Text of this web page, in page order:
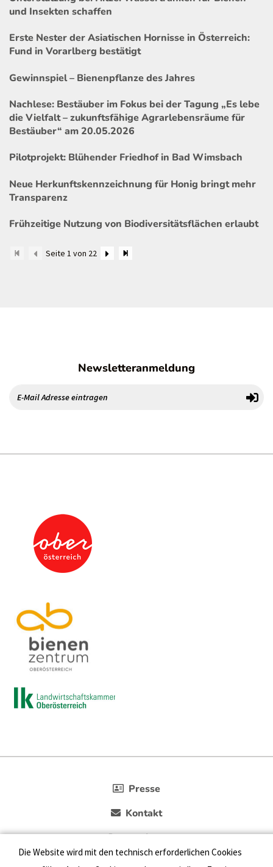
und Insekten schaffen
Erste Nester der Asiatischen Hornisse in Österreich:
Fund in Vorarlberg bestätigt
Gewinnspiel – Bienenpflanze des Jahres
Nachlese: Bestäuber im Fokus bei der Tagung „Es lebe
die Vielfalt – zukunftsfähige Agrarlebensräume für
Bestäuber“ am 20.05.2026
Pilotprojekt: Blühender Friedhof in Bad Wimsbach
Neue Herkunftskennzeichnung für Honig bringt mehr
Transparenz
Frühzeitige Nutzung von Biodiversitätsflächen erlaubt
Seite 1 von 22
Newsletteranmeldung
Presse
Kontakt
Datenschutz
Die Website wird mit den technisch erforderlichen Cookies